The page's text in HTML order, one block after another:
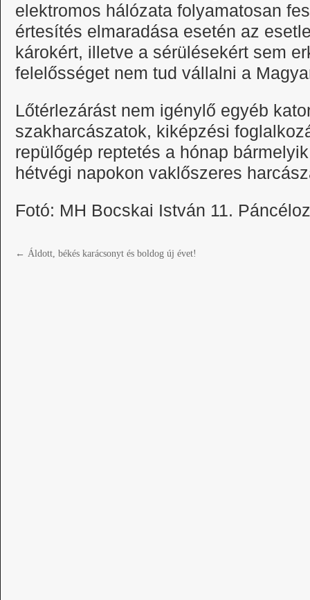
elektromos hálózata folyamatosan
értesítés elmaradása esetén az
károkért, illetve a sérülésekért sem
felelősséget nem tud vállalni a
Lőtérlezárást nem igénylő egyéb
szakharcászatok, kiképzési
repülőgép reptetés a hónap
hétvégi napokon vaklőszeres
Fotó: MH Bocskai István 11.
← Áldott, békés karácsonyt és boldog új évet!